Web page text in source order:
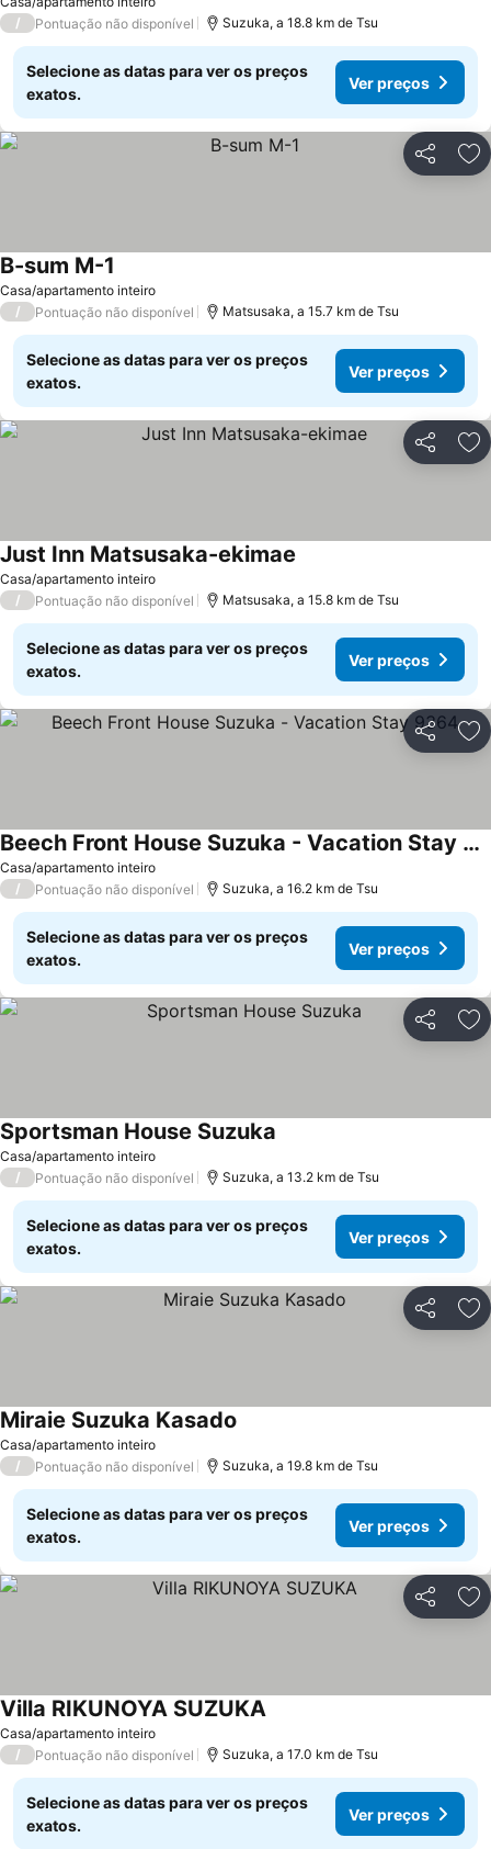
/
Pontuação não disponível Suzuka, a 18.8 km de Tsu
Selecione as datas para ver os preços
exatos.
Ver preços
Partilhar
Casa/apartamento inteiro
B-sum M-1
/ Pontuação não disponível Matsusaka, a 15.7 km de Tsu
Selecione as datas para ver os preços
exatos.
Ver preços
Partilhar
Casa/apartamento inteiro
Just Inn Matsusaka-ekimae
/ Pontuação não disponível Matsusaka, a 15.8 km de Tsu
Selecione as datas para ver os preços
exatos.
Ver preços
Partilhar
Casa/apartamento inteiro
Beech Front House Suzuka - Vacation Stay 9364
/ Pontuação não disponível Suzuka, a 16.2 km de Tsu
Selecione as datas para ver os preços
exatos.
Ver preços
Partilhar
Casa/apartamento inteiro
Sportsman House Suzuka
/ Pontuação não disponível Suzuka, a 13.2 km de Tsu
Selecione as datas para ver os preços
exatos.
Ver preços
Partilhar
Casa/apartamento inteiro
Miraie Suzuka Kasado
/ Pontuação não disponível Suzuka, a 19.8 km de Tsu
Selecione as datas para ver os preços
exatos.
Ver preços
Partilhar
Casa/apartamento inteiro
Villa RIKUNOYA SUZUKA
/ Pontuação não disponível Suzuka, a 17.0 km de Tsu
Selecione as datas para ver os preços
exatos.
Ver preços